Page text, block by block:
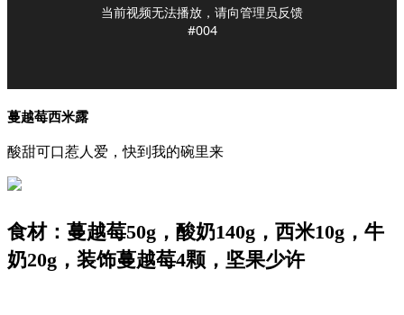
当前视频无法播放，请向管理员反馈
#004
蔓越莓西米露
酸甜可口惹人爱，快到我的碗里来
食材：蔓越莓50g，酸奶140g，西米10g，牛
奶20g，装饰蔓越莓4颗，坚果少许